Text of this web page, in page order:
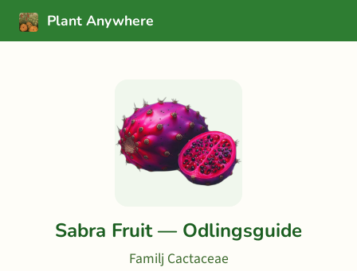
Plant Anywhere
Sabra Fruit — Odlingsguide
Familj Cactaceae